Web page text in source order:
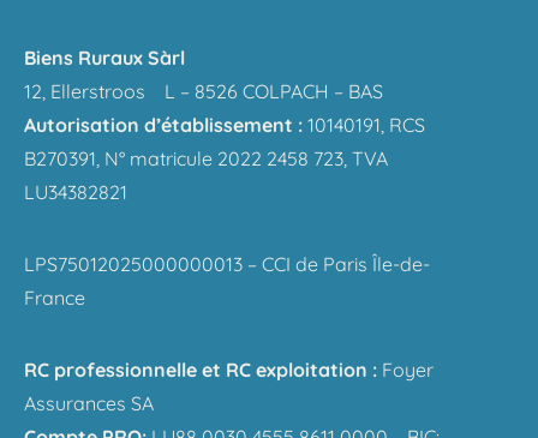
Biens Ruraux Sàrl
12, Ellerstroos L – 8526 COLPACH – BAS
Autorisation d’établissement : 10140191, RCS
B270391, N° matricule 2022 2458 723, TVA
LU34382821
LPS75012025000000013 – CCI de Paris Île-de-
France
RC professionnelle et RC exploitation : Foyer
Assurances SA